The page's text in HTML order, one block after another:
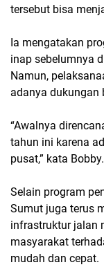
tersebut bisa
Ia mengatakan
inap sebelumnya
Namun,
adanya dukungan
“Awalnya
tahun ini karena
pusat,” kata Bobby.
Selain program
Sumut juga terus
infrastruktur jalan
masyarakat
mudah dan cepat.